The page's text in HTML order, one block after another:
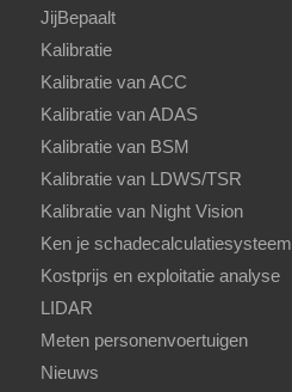
JijBepaalt
Kalibratie
Kalibratie van ACC
Kalibratie van ADAS
Kalibratie van BSM
Kalibratie van LDWS/TSR
Kalibratie van Night Vision
Ken je schadecalculatiesysteem
Kostprijs en exploitatie analyse
LIDAR
Meten personenvoertuigen
Nieuws